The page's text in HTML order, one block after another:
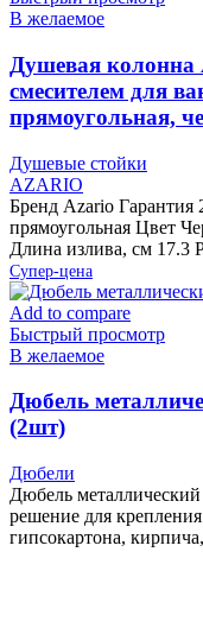
В желаемое
Душевая колонна
смесителем для
прямоугольная,
Душевые стойки
AZARIO
Бренд Azario
прямоугольная Цвет
Длина излива, см 17.3
Супер-цена
Add to compare
Быстрый просмотр
В желаемое
Дюбель
(2шт)
Дюбели
Дюбель
решение для
гипсокартона,